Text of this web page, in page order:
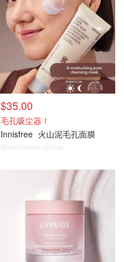
$35.00
毛孔吸尘器！
Innisfree 火山泥毛孔面膜
@dealmoon.com.au